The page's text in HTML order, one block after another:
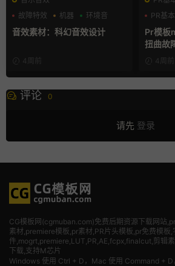
故障特效
机器 环境音
音效素材：科幻音效设计
4周前
PR基
故障特效
Pr模板
扭曲故
4周前
评论 0
请先 登录
CG模板网(cgmuban.com)免费后期资源下载网站
素材 ,premiere模板,pr素材,PR片头模板,pr免费模板,
件,mogrt,premiere,LUT,PR,AE,fcpx,finalcut,剪辑
下载,支持M芯片
Windows 使用 Ctrl + D，Mac 使用 Command + D